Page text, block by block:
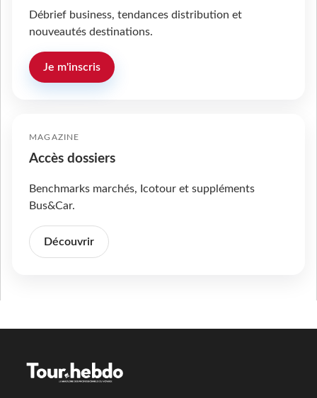
Débrief business, tendances distribution et
nouveautés destinations.
Je m'inscris
MAGAZINE
Accès dossiers
Benchmarks marchés, Icotour et suppléments
Bus&Car.
Découvrir